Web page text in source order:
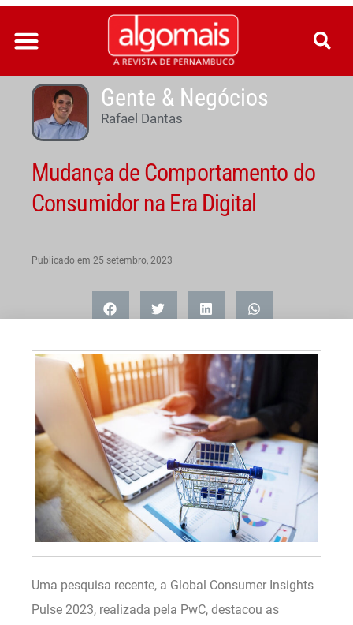
Ir
para
conteúdo
Gente & Negócios
Rafael Dantas
Mudança de Comportamento do
Consumidor na Era Digital
Publicado em 25 setembro, 2023
Uma pesquisa recente, a Global Consumer Insights
Pulse 2023, realizada pela PwC, destacou as